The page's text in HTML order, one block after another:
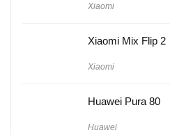
Xiaomi
Xiaomi Mix Flip 2
Xiaomi
Huawei Pura 80
Huawei